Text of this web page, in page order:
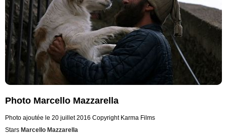
Photo Marcello Mazzarella
Photo ajoutée le 20 juillet 2016 Copyright Karma Films
Stars Marcello Mazzarella